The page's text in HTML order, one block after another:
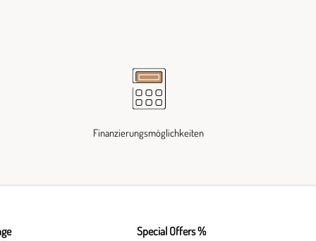
Finanzierungsmöglichkeiten
Special Offers %